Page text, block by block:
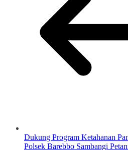
Dukung Program Ketahanan
Polsek Barebbo Sambangi